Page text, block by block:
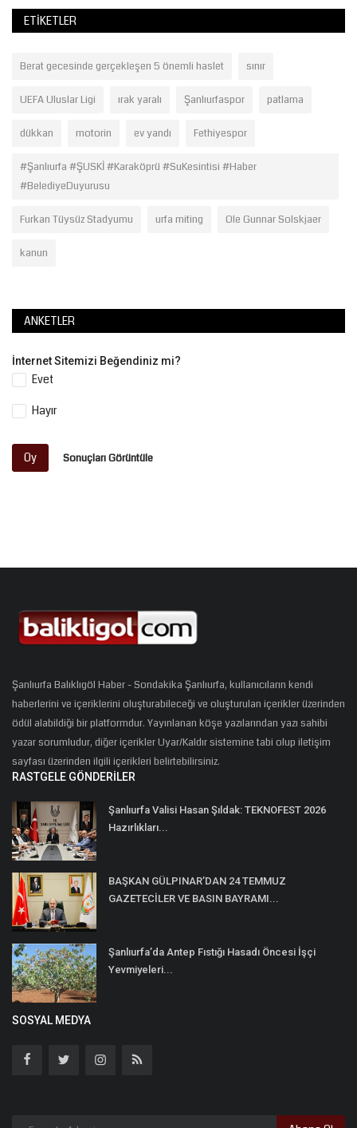
ETIKETLER
Berat gecesinde gerçekleşen 5 önemli haslet sınır
UEFA Uluslar Ligi ırak yaralı Şanlıurfaspor patlama
dükkan motorin ev yandı Fethiyespor
#Şanlıurfa #ŞUSKİ #Karaköprü #SuKesintisi #Haber
#BelediyeDuyurusu
Furkan Tüysüz Stadyumu urfa miting Ole Gunnar Solskjaer
kanun
ANKETLER
İnternet Sitemizi Beğendiniz mi?
Evet
Hayır
Oy Sonuçları Görüntüle
Şanlıurfa Balıklıgöl Haber - Sondakika Şanlıurfa, kullanıcıların kendi
haberlerini ve içeriklerini oluşturabileceği ve oluşturulan içerikler üzerinden
ödül alabildiği bir platformdur. Yayınlanan köşe yazılarından yazı sahibi
yazar sorumludur, diğer içerikler Uyar/Kaldır sistemine tabi olup iletişim
sayfası üzerinden ilgili içerikleri belirtebilirsiniz.
RASTGELE GÖNDERILER
Şanlıurfa Valisi Hasan Şıldak: TEKNOFEST 2026
Hazırlıkları...
BAŞKAN GÜLPINAR’DAN 24 TEMMUZ
GAZETECİLER VE BASIN BAYRAMI...
Şanlıurfa’da Antep Fıstığı Hasadı Öncesi İşçi
Yevmiyeleri...
SOSYAL MEDYA